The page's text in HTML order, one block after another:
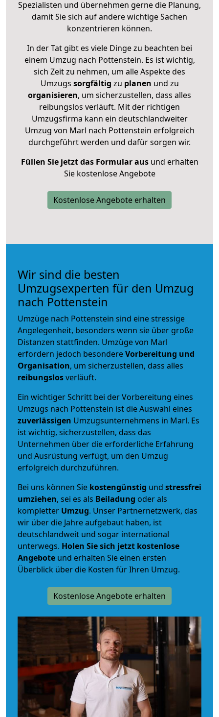
Spezialisten und übernehmen gerne die Planung,
damit Sie sich auf andere wichtige Sachen
konzentrieren können.
In der Tat gibt es viele Dinge zu beachten bei
einem Umzug nach Pottenstein. Es ist wichtig,
sich Zeit zu nehmen, um alle Aspekte des
Umzugs sorgfältig zu planen und zu
organisieren, um sicherzustellen, dass alles
reibungslos verläuft. Mit der richtigen
Umzugsfirma kann ein deutschlandweiter
Umzug von Marl nach Pottenstein erfolgreich
durchgeführt werden und dafür sorgen wir.
Füllen Sie jetzt das Formular ausund erhalten
Sie kostenlose Angebote
Kostenlose Angebote erhalten
Wir sind die besten
Umzugsexperten für den Umzug
nach Pottenstein
Umzüge nach Pottenstein sind eine stressige
Angelegenheit, besonders wenn sie über große
Distanzen stattfinden. Umzüge von Marl
erfordern jedoch besondereVorbereitung und
Organisation, um sicherzustellen, dass alles
reibungslosverläuft.
Ein wichtiger Schritt bei der Vorbereitung eines
Umzugs nach Pottenstein ist die Auswahl eines
zuverlässigen Umzugsunternehmens in Marl. Es
ist wichtig, sicherzustellen, dass das
Unternehmen über die erforderliche Erfahrung
und Ausrüstung verfügt, um den Umzug
erfolgreich durchzuführen.
Bei uns können Sie kostengünstig und stressfrei
umziehen, sei es als Beiladung oder als
kompletter Umzug. Unser Partnernetzwerk, das
wir über die Jahre aufgebaut haben, ist
deutschlandweit und sogar international
unterwegs. Holen Sie sich jetzt kostenlose
Angebote und erhalten Sie einen ersten
Überblick über die Kosten für Ihren Umzug.
Kostenlose Angebote erhalten